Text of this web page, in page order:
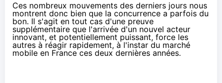
Ces nombreux mouvements des derniers jours nous
montrent donc bien que la concurrence a parfois du
bon. Il s'agit en tout cas d'une preuve
supplémentaire que l'arrivée d'un nouvel acteur
innovant, et potentiellement puissant, force les
autres à réagir rapidement, à l'instar du marché
mobile en France ces deux dernières années.